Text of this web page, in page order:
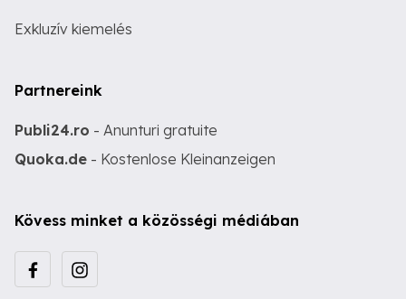
Exkluzív kiemelés
Partnereink
Publi24.ro - Anunturi gratuite
Quoka.de - Kostenlose Kleinanzeigen
Kövess minket a közösségi médiában